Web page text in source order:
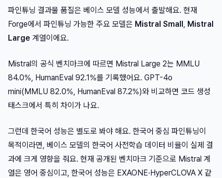
파인튜닝 결과물 품질은 베이스 모델 성능에서 출발해요. 현재
Forge에서 파인튜닝 가능한 주요 모델은 Mistral Small Mistral
Large 계열이에요.
Mistral의 공식 벤치마크에 따르면 Mistral Large 2는 MMLU
84.0%, HumanEval 92.1%를 기록했어요. GPT-4o
mini(MMLU 82.0%, HumanEval 87.2%)와 비교하면 코드 생성
태스크에서 특히 차이가 나요.
그런데 한국어 성능은 별도로 봐야 해요. 한국어 중심 파인튜닝이
목적이라면, 베이스 모델의 한국어 사전학습 데이터 비율이 실제 결
과에 크게 영향을 줘요. 현재 공개된 벤치마크 기준으로 Mistral 계
열은 영어 중심이고, 한국어 성능은 EXAONE·HyperCLOVA X 같